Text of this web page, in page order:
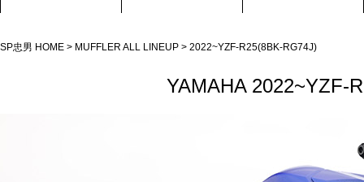
SP忠男 HOME > MUFFLER ALL LINEUP > 2022~YZF-R25(8BK-RG74J)
YAMAHA 2022~YZF-